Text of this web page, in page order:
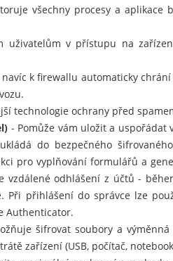
všechny procesy a aplikace
uživatelům v přístupu na
k firewallu automaticky
technologie ochrany před
- Pomůže vám uložit a uspořádat
do bezpečného
pro vyplňování formulářů a
vzdálené odhlášení z účtů -
Při přihlášení do správce lze
Authenticator.
šifrovat soubory a výměnná
zařízení (USB, počítač,